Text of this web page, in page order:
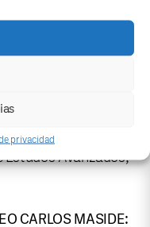
privacidad
UDC).
utopía e realidade
Estudos Avanzados,
CARLOS MASIDE: